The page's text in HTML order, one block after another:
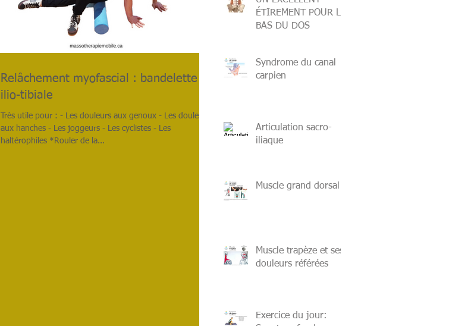
Relâchement myofascial : bandelette
ilio-tibiale
Très utile pour : - Les douleurs aux genoux - Les douleurs
aux hanches - Les joggeurs - Les cyclistes - Les
haltérophiles *Rouler de la...
ÉTIREMENT POUR LE
BAS DU DOS
Syndrome du canal
carpien
Articulation sacro-
iliaque
Muscle grand dorsal
Muscle trapèze et ses
douleurs référées
Exercice du jour: